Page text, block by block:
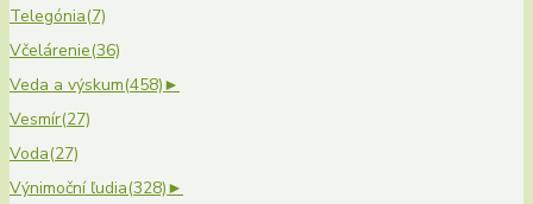
Telegónia(7)
Včelárenie(36)
Veda a výskum(458)►
Vesmír(27)
Voda(27)
Výnimoční ľudia(328)►